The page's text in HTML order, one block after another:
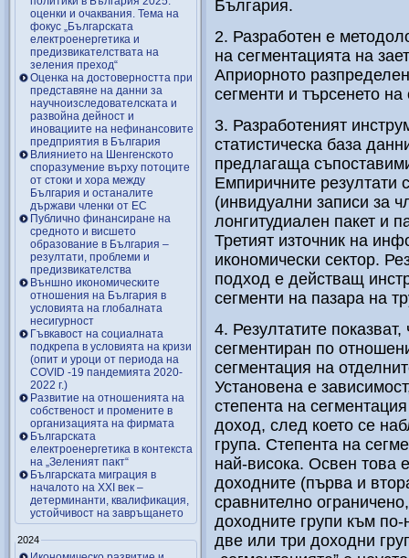
оценки и очаквания. Тема на
фокус „Българската
електроенергетика и
предизвикателствата на
зеления преход“
Оценка на достоверността при
представяне на данни за
научноизследователската и
развойна дейност и
иновациите на нефинансовите
предприятия в България
Влиянието на Шенгенското
споразумение върху потоците
от стоки и хора между
България и останалите
държави членки от ЕС
Публично финансиране на
средното и висшето
образование в България –
резултати, проблеми и
предизвикателства
Външно икономическите
отношения на България в
условията на глобалната
несигурност
Гъвкавост на социалната
подкрепа в условията на кризи
(опит и уроци от периода на
COVID -19 пандемията 2020-
2022 г.)
Развитие на отношенията на
собственост и промените в
организацията на фирмата
Българската
електроенергетика в контекста
на „Зеленият пакт“
Българската миграция в
началото на ХХІ век –
детерминанти, квалификация,
устойчивост на завръщането
2024
България.
2. Разработен е
на сегментацията на
Априорното
сегменти и търсенето
3. Разработеният
статистическа база
предлагаща
Емпиричните резултати
(инвидуални записи за
лонгитудиален пакет и
Третият източник на
икономически сектор.
подход е действащ
сегменти на пазара на
4. Резултатите
сегментиран по
сегментация на
Установена е
степента на
доход, след което се
група. Степента на
най-висока. Освен това
доходните (първа и
сравнително
доходните групи към
две или три доходни